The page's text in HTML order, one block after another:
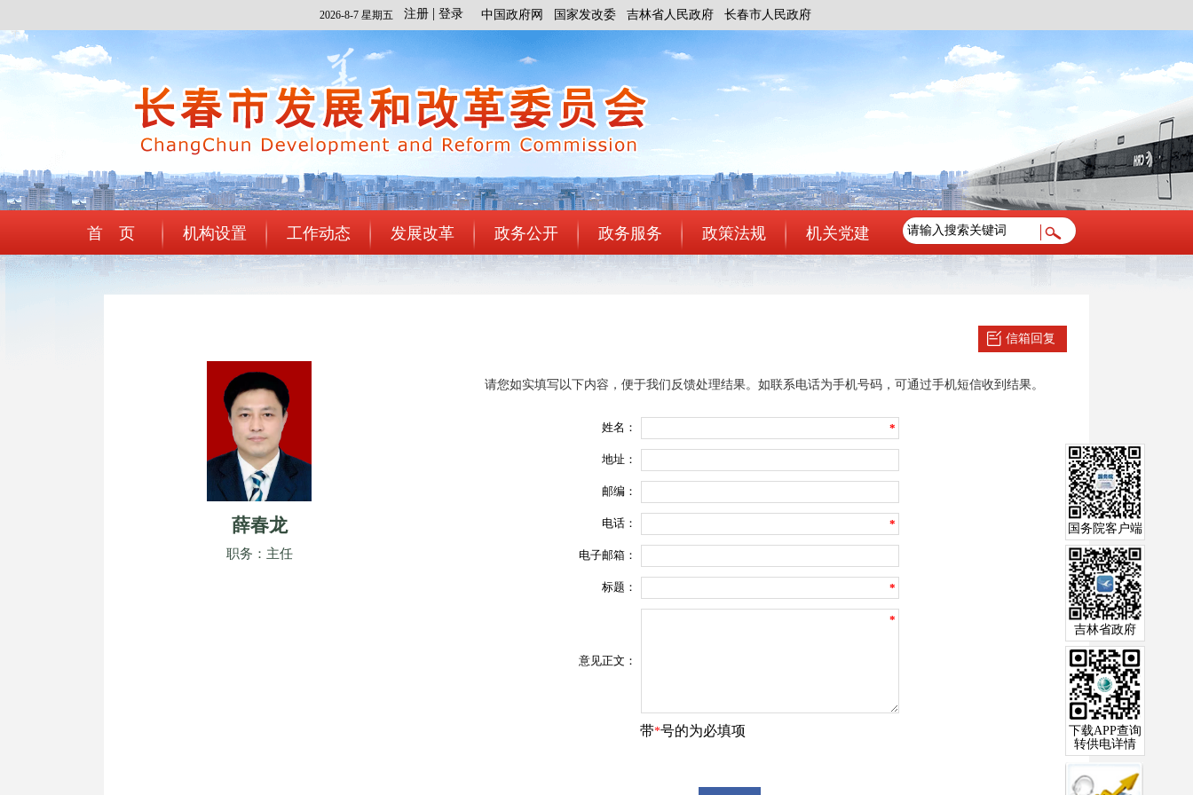
2026-8-7 星期五 中国政府网 国家发改委 吉林省人民政府 长春市人民政府
注册 登录
首 页 机构设置 工作动态 发展改革 政务公开 政务服务 政策法规 机关党建
薛春龙
职务：主任
信箱回复
请您如实填写以下内容，便于我们反馈处理结果。如联系电话为手机号码，可通过手机短信收到结果。
国务院客户端
吉林省政府
下载APP查询
转供电详情